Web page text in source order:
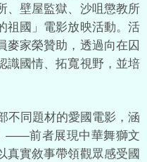
、壁屋監獄、沙咀懲教所
祖國」電影放映活動。活
麥家榮贊助，透過向在囚
識國情、拓寬視野，並培
不同題材的愛國電影，涵
——前者展現中華舞獅文
真實敘事帶領觀眾感受國